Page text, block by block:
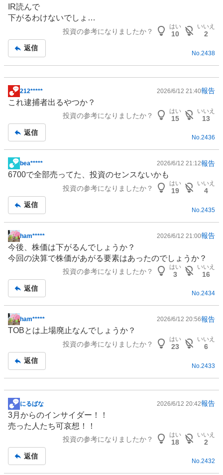
板
記
IR読んで
下がるわけないでしょ…
投資の参考になりましたか？
はい
10
いいえ
2
返信
No. 2438
掲
示
事
212***** 2026/6/12 21:40報告
これ逮捕者出るやつか？
投資の参考になりましたか？
はい
15
いいえ
13
返信
No.2436
掲
示
事
bea***** 2026/6/12 21:12報告
6700で全部売ってた、投資のセンスないかも
投資の参考になりましたか？
はい
19
いいえ
4
返信
No. 2435
掲
示
板
ham***** 2026/6/12 21:00報告
今後、株価は下がるんでしょうか？
今回の決算で株価があがる要素はあったのでしょうか？
投資の参考になりましたか？
はい
3
いいえ
16
返信
No.2434
掲
示
事
ham***** 2026/6/12 20:56報告
TOBとは上場廃止なんでしょうか？
投資の参考になりましたか？
はい
23
いいえ
6
返信
No. 2433
掲
示
板
にるばな 2026/6/12 20:42報告
3月からのインサイダー！！
売った人たち可哀想！！
投資の参考になりましたか？
はい
18
いいえ
2
返信
No.2432